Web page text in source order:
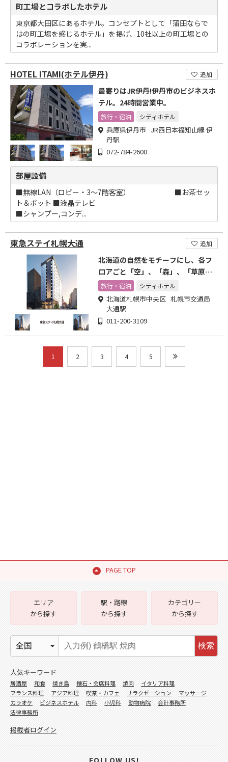
町工場とコラボしたホテル
東京都大田区にあるホテル。コンセプトとして「蒲田ならで
はの町工場を感じるホテル」を掲げ、10社以上の町工場との
コラボレーションを実...
HOTEL ITAMI(ホテル伊丹) 追加
最寄りはJR伊丹!伊丹市のビジネスホ
テル。24時間営業中。
旅行・宿泊 シティホテル
兵庫県伊丹市 JR西日本福知山線 伊
丹駅
072-784-2600
部屋設備
■無線LAN（ロビー・3～7階客室） ■お茶セッ
ト＆ポット ■液晶テレビ
■シャンプー,コンデ...
東急ステイ札幌大通 追加
北海道の自然をモチーフにし、各フ
ロアごと「空」、「森」、「草原」
をイメージした癒しの空間。
旅行・宿泊 シティホテル
北海道札幌市中央区 札幌市交通局
大通駅
011-200-3109
1 2 3 4 5
PAGE TOP
エリア
から探す
駅・路線
から探す
カテゴリー
から探す
検索
人気キーワード
居酒屋 和食 焼き鳥 懐石・会席料理 焼肉
イタリア料理
フランス料理
アジア料理 喫茶・カフェ リラクゼーション
マッサージ
カラオケ
ビジネスホテル 内科 小児科 動物病院
会計事務所
法律事務所
掲載者ログイン
FOLLOW US!